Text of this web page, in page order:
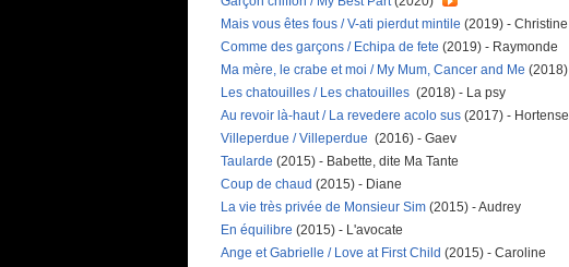
Mais vous êtes fous / V-ati pierdut mintile (2019) - Christine
Comme des garçons / Echipa de fete (2019) - Raymonde
Ma mère, le crabe et moi / My Mum, Cancer and Me (2018)
Les chatouilles / Les chatouilles (2018) - La psy
Au revoir là-haut / La revedere acolo sus (2017) - Hortense
Villeperdue / Villeperdue (2016) - Gaev
Taularde (2015) - Babette, dite Ma Tante
Coup de chaud (2015) - Diane
La vie très privée de Monsieur Sim (2015) - Audrey
En équilibre (2015) - L'avocate
Ange et Gabrielle / Love at First Child (2015) - Caroline